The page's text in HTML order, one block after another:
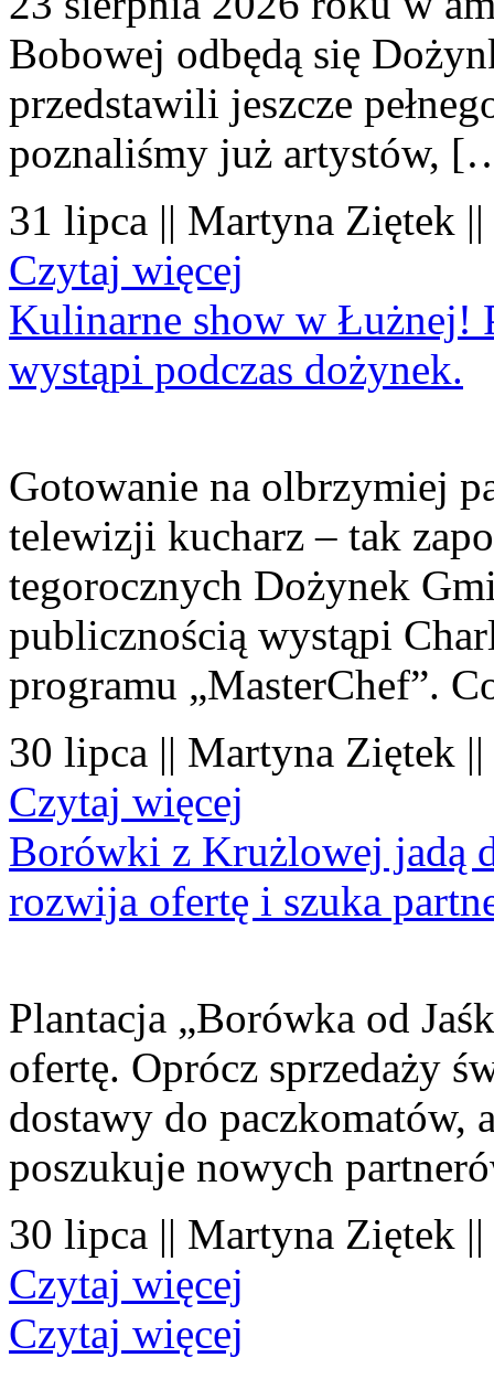
Bobowej odbędą się
przedstawili jeszcze
poznaliśmy już artystów,
31 lipca || Martyna Ziętek
Czytaj więcej
Kulinarne show w Łużnej!
wystąpi podczas dożynek.
Gotowanie na olbrzymiej
telewizji kucharz – tak
tegorocznych Dożynek
publicznością wystąpi
programu „MasterChef”.
30 lipca || Martyna Ziętek
Czytaj więcej
Borówki z Krużlowej jadą
rozwija ofertę i szuka
Plantacja „Borówka od
ofertę. Oprócz sprzedaży
dostawy do paczkomatów,
poszukuje nowych
30 lipca || Martyna Ziętek
Czytaj więcej
Czytaj więcej